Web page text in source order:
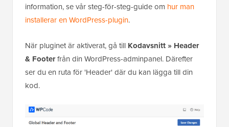
information, se vår steg-för-steg-guide om hur man
installerar en WordPress-plugin.
När pluginet är aktiverat, gå till Kodavsnitt » Header
& Footerfrån din WordPress-adminpanel. Därefter
ser du en ruta för 'Header' där du kan lägga till din
kod.